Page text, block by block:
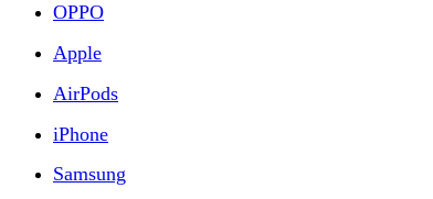
OPPO
Apple
AirPods
iPhone
Samsung